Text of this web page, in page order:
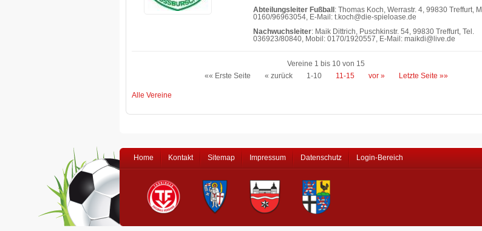
Abteilungsleiter Fußball : Thomas Koch, Werrastr. 4, 99830 Treffurt,
0160/96963054, E-Mail: t.koch@die-spieloase.de
Nachwuchsleiter: Maik Dittrich, Puschkinstr. 54, 99830 Treffurt, Tel.
036923/80840, Mobil: 0170/1920557, E-Mail: maikdi@live.de
Vereine 1 bis 10 von 15
«« Erste Seite
« zurück 1-10 11-15 vor » Letzte Seite »»
Alle Vereine
Home Kontakt Sitemap Impressum Datenschutz Login-Bereich